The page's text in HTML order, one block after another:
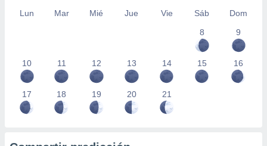
Lun Mar Mié Jue Vie Sáb
Dom
8
9
10 11 12 13 14 15 16
17 18 19 20 21